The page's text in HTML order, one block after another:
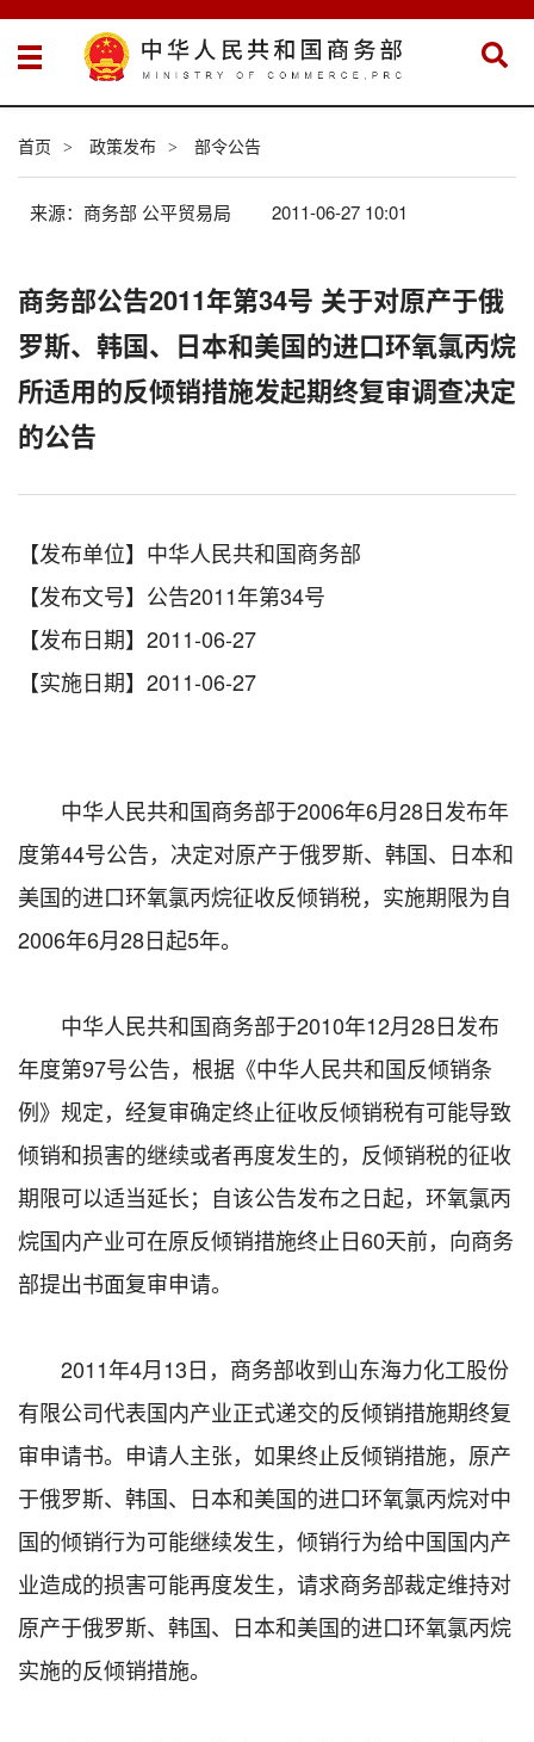
首页 > 政策发布 > 部令公告
来源：商务部 公平贸易局 2011-06-27 10:01
商务部公告2011年第34号 关于对原产于俄
罗斯、韩国、日本和美国的进口环氧氯丙烷
所适用的反倾销措施发起期终复审调查决定
的公告
【发布单位】中华人民共和国商务部
【发布文号】公告2011年第34号
【发布日期】2011-06-27
【实施日期】2011-06-27
中华人民共和国商务部于2006年6月28日发布年
度第44号公告，决定对原产于俄罗斯、韩国、日本和
美国的进口环氧氯丙烷征收反倾销税，实施期限为自
2006年6月28日起5年。
中华人民共和国商务部于2010年12月28日发布
年度第97号公告，根据《中华人民共和国反倾销条
例》规定，经复审确定终止征收反倾销税有可能导致
倾销和损害的继续或者再度发生的，反倾销税的征收
期限可以适当延长；自该公告发布之日起，环氧氯丙
烷国内产业可在原反倾销措施终止日60天前，向商务
部提出书面复审申请。
2011年4月13日，商务部收到山东海力化工股份
有限公司代表国内产业正式递交的反倾销措施期终复
审申请书。申请人主张，如果终止反倾销措施，原产
于俄罗斯、韩国、日本和美国的进口环氧氯丙烷对中
国的倾销行为可能继续发生，倾销行为给中国国内产
业造成的损害可能再度发生，请求商务部裁定维持对
原产于俄罗斯、韩国、日本和美国的进口环氧氯丙烷
实施的反倾销措施。